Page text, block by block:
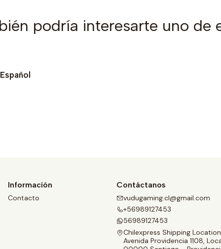
podría interesarte uno de
Información
Contacto
Contáctanos
vudugaming.cl@gmail.com
+56989127453
56989127453
Chilexpress Shipping Location
Avenida Providencia 1108,